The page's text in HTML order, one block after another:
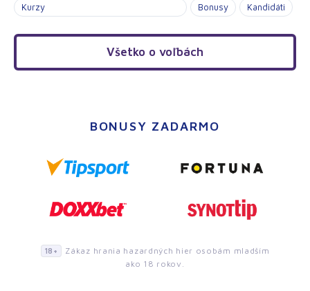
Kurzy Bonusy Kandidáti
Všetko o voľbách
BONUSY ZADARMO
18+
Zákaz hrania hazardných hier osobám mladším
ako 18 rokov.